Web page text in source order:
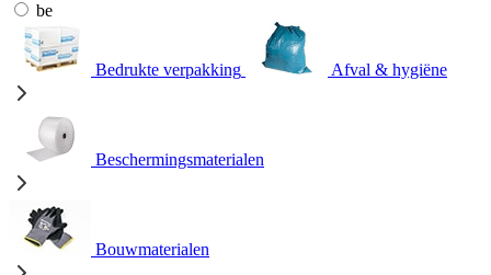
be
Bedrukte verpakking Afval & hygiëne
Beschermingsmaterialen
Bouwmaterialen